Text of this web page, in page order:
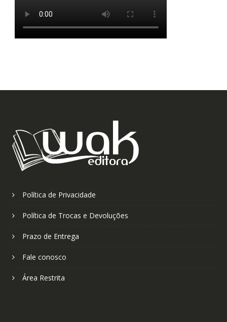
Política de Privacidade
Política de Trocas e Devoluções
Prazo de Entrega
Fale conosco
Área Restrita